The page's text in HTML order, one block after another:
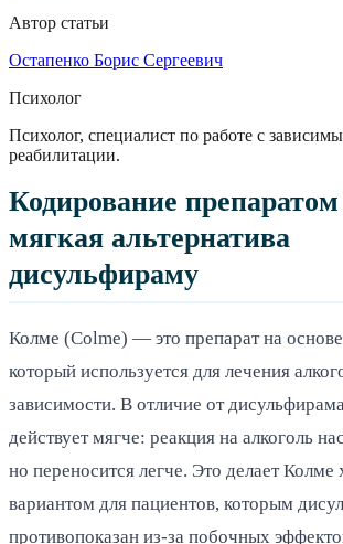
Автор статьи
Остапенко Борис Сергеевич
Психолог
Психолог, специалист по работе с
реабилитации.
Кодирование
мягкая альтернатива
дисульфираму
Колме (Colme) — это препарат на
который используется для лечения
зависимости. В отличие от
действует мягче: реакция на алкоголь
но переносится легче. Это делает
вариантом для пациентов, которым
противопоказан из-за побочных